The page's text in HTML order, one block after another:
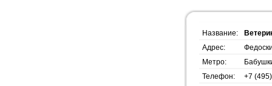
Название:
Адрес:
Метро:
Телефон:
+7